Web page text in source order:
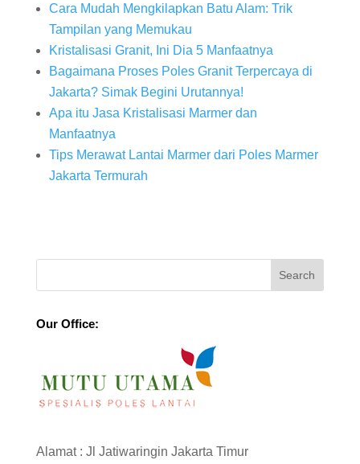
Cara Mudah Mengkilapkan Batu Alam: Trik
Tampilan yang Memukau
Kristalisasi Granit, Ini Dia 5 Manfaatnya
Bagaimana Proses Poles Granit Terpercaya di
Jakarta? Simak Begini Urutannya!
Apa itu Jasa Kristalisasi Marmer dan
Manfaatnya
Tips Merawat Lantai Marmer dari Poles Marmer
Jakarta Termurah
Our Office:
Alamat : Jl Jatiwaringin Jakarta Timur